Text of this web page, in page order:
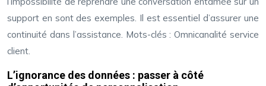
support en sont des exemples. Il est essentiel d’assurer une
continuité dans l’assistance. Mots-clés : Omnicanalité service
client.
L’ignorance des données : passer à côté